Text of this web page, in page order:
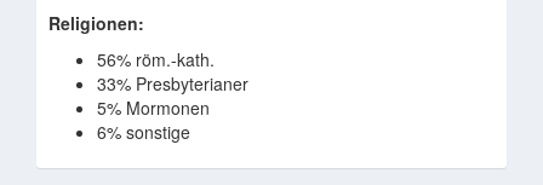
Religionen:
56% röm.-kath.
33% Presbyterianer
5% Mormonen
6% sonstige